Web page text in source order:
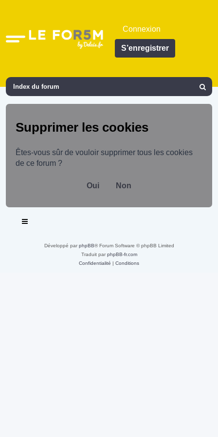
Accès
Connexion
S’enregistrer
Index du forum
Supprimer les cookies
Êtes-vous sûr de vouloir supprimer tous les cookies
de ce forum ?
Développé parphpBB® Forum Software © phpBB Limited
Traduit parphpBB-fr.com
Confidentialité
Conditions